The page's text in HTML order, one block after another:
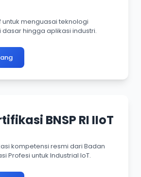
untuk menguasai teknologi
dasar hingga aplikasi industri.
BNSP RI IIoT
kompetensi resmi dari Badan
Profesi untuk Industrial IoT.